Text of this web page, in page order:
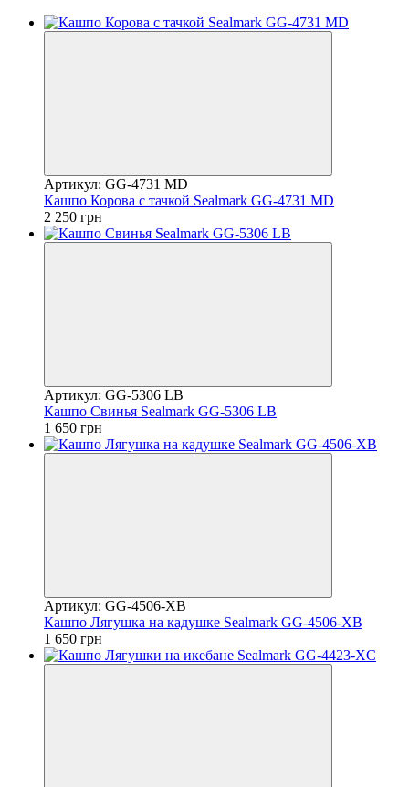
Артикул: GG-4731 MD
Кашпо Корова с тачкой Sealmark GG-4731 MD
2 250 грн
Артикул: GG-5306 LB
Кашпо Свинья Sealmark GG-5306 LB
1 650 грн
Артикул: GG-4506-XB
Кашпо Лягушка на кадушке Sealmark GG-4506-XB
1 650 грн